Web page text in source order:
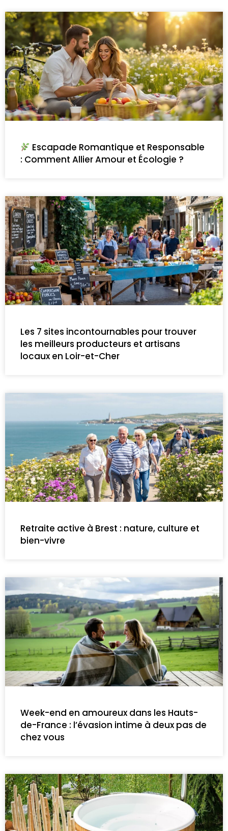
Escapade Romantique et Responsable
: Comment Allier Amour et Écologie ?
Les 7 sites incontournables pour trouver
les meilleurs producteurs et artisans
locaux en Loir-et-Cher
Retraite active à Brest : nature, culture et
bien-vivre
Week-end en amoureux dans les Hauts-
de-France : l’évasion intime à deux pas de
chez vous